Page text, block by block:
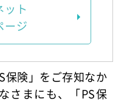
ット
ージ
保険」をご存知なか
さまにも、「PS保